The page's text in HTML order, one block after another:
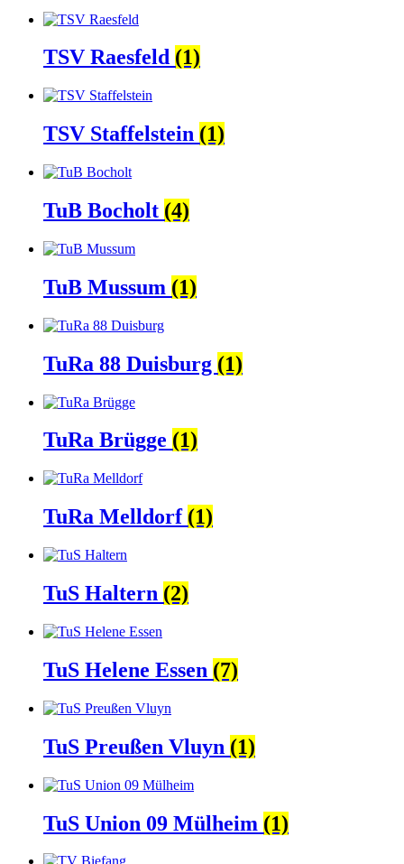
TSV Raesfeld (1)
TSV Staffelstein (1)
TuB Bocholt (4)
TuB Mussum (1)
TuRa 88 Duisburg (1)
TuRa Brügge (1)
TuRa Melldorf (1)
TuS Haltern (2)
TuS Helene Essen (7)
TuS Preußen Vluyn (1)
TuS Union 09 Mülheim (1)